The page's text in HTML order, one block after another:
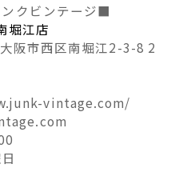
クビンテージ■
堀江店
阪市西区南堀江2-3-8 2
vintage.com/